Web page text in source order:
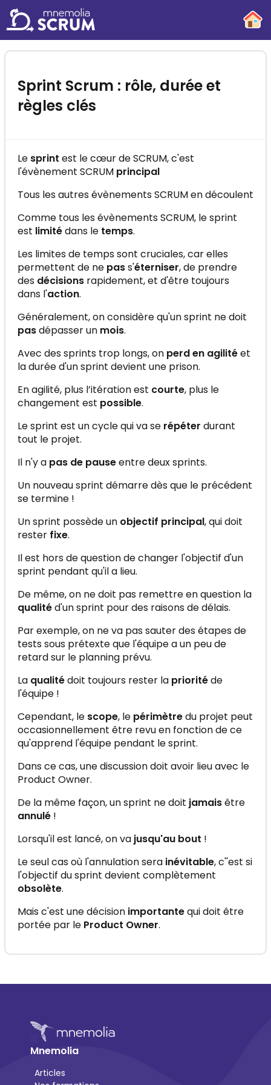
Sprint Scrum : rôle, durée et
règles clés
Le sprint est le cœur de SCRUM, c'est
l'évènement SCRUM principal
Tous les autres évènements SCRUM en découlent
Comme tous les évènements SCRUM, le sprint
est limitédans le temps.
Les limites de temps sont cruciales, car elles
permettent de ne pass'éterniser, de prendre
des décisions rapidement, et d'être toujours
dans l'action.
Généralement, on considère qu'un sprint ne doit
pasdépasser un mois.
Avec des sprints trop longs, on perd en agilitéet
la durée d'un sprint devient une prison.
En agilité, plus l’itération est courte, plus le
changement est possible.
Le sprint est un cycle qui va se répéter durant
tout le projet.
Il n'y a pas de pauseentre deux sprints.
Un nouveau sprint démarre dès que le précédent
se termine !
Un sprint possède un objectif principal, qui doit
rester fixe.
Il est hors de question de changer l'objectif d'un
sprint pendant qu'il a lieu.
De même, on ne doit pas remettre en question la
qualitéd'un sprint pour des raisons de délais.
Par exemple, on ne va pas sauter des étapes de
tests sous prétexte que l'équipe a un peu de
retard sur le planning prévu.
La qualitédoit toujours rester la prioritéde
l'équipe !
Cependant, le scope, le périmètredu projet peut
occasionnellement être revu en fonction de ce
qu'apprend l'équipe pendant le sprint.
Dans ce cas, une discussion doit avoir lieu avec le
Product Owner.
De la même façon, un sprint ne doit jamaisêtre
annulé !
Lorsqu'il est lancé, on va jusqu'au bout !
Le seul cas où l'annulation sera inévitable, c''est si
l'objectif du sprint devient complètement
obsolète.
Mais c'est une décision importantequi doit être
portée par le Product Owner.
Mnemolia
Articles